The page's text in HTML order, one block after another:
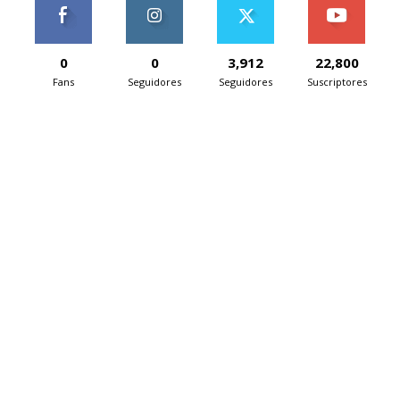
0
Fans
0
Seguidores
3,912
Seguidores
22,800
Suscriptores